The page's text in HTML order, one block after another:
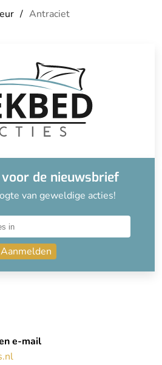
Antraciet
de nieuwsbrief
van geweldige acties!
Aanmelden
e-mail